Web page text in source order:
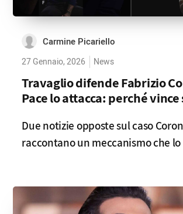
Carmine Picariello
27 Gennaio, 2026 News
Travaglio difende Fabrizio
Pace lo attacca: perché
Due notizie opposte sul caso
raccontano un meccanismo che